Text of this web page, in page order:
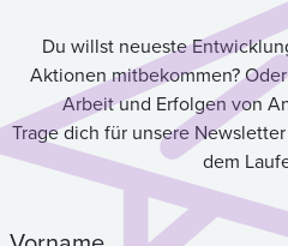
Du willst neueste
Aktionen mitbekommen?
Arbeit und Erfolgen von
Trage dich für unsere
dem